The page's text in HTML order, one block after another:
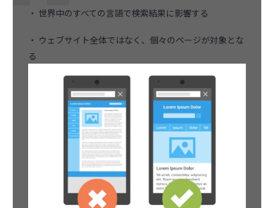
・ 世界中のすべての言語で検索結果に影響する
・ ウェブサイト全体ではなく、個々のページが対象とな
る